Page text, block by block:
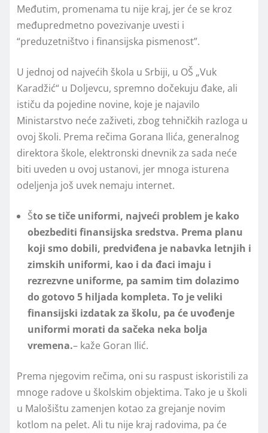
Međutim, promenama tu nije kraj, jer će se kroz
međupredmetno povezivanje uvesti i
“preduzetništvo i finansijska pismenost”.
U jednoj od najvećih škola u Srbiji, u OŠ „Vuk
Karadžić“ u Doljevcu, spremno dočekuju đake, ali
ističu da pojedine novine, koje je najavilo
Ministarstvo neće zaživeti, zbog tehničkih razloga u
ovoj školi. Prema rečima Gorana Ilića, generalnog
direktora škole, elektronski dnevnik za sada neće
biti uveden u ovoj ustanovi, jer mnoga isturena
odeljenja još uvek nemaju internet.
Što se tiče uniformi, najveći problem je kako
obezbediti finansijska sredstva. Prema planu
koji smo dobili, predviđena je nabavka letnjih i
zimskih uniformi, kao i da đaci imaju i
rezrezvne uniforme, pa samim tim dolazimo
do gotovo 5 hiljada kompleta. To je veliki
finansijski izdatak za školu, pa će uvođenje
uniformi morati da sačeka neka bolja
vremena.– kaže Goran Ilić.
Prema njegovim rečima, oni su raspust iskoristili za
mnoge radove u školskim objektima. Tako je u školi
u Malošištu zamenjen kotao za grejanje novim
kotlom na pelet. Ali tu nije kraj radovima, pa će